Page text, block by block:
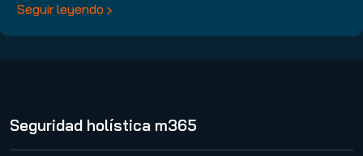
Seguir leyendo
Seguridad holística m365